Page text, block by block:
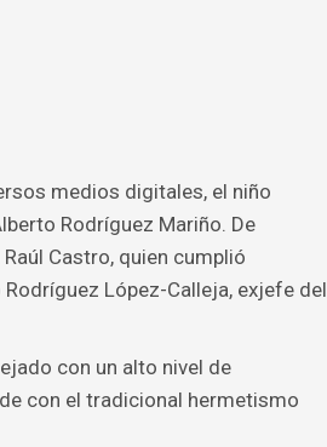
medios digitales, el niño
Rodríguez Mariño. De
Castro, quien cumplió
López-Calleja, exjefe del
con un alto nivel de
con el tradicional hermetismo